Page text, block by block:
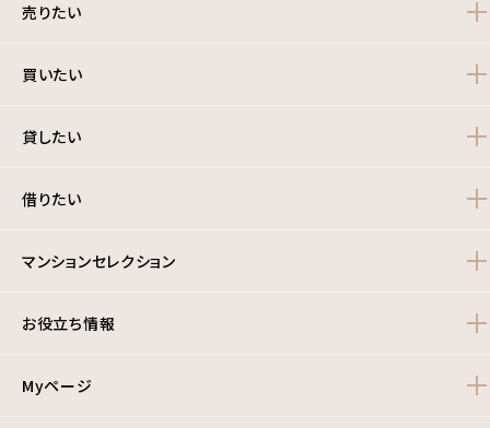
売りたい
買いたい
貸したい
借りたい
マンションセレクション
お役立ち情報
Myページ